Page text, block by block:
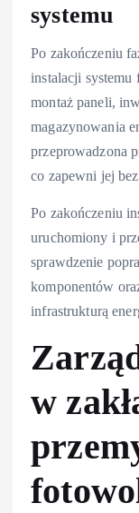
systemu
Po zakończeniu
instalacji systemu
montaż paneli,
magazynowania
przeprowadzona
co zapewni jej
Po zakończeniu
uruchomiony i
sprawdzenie
komponentów
infrastrukturą
w